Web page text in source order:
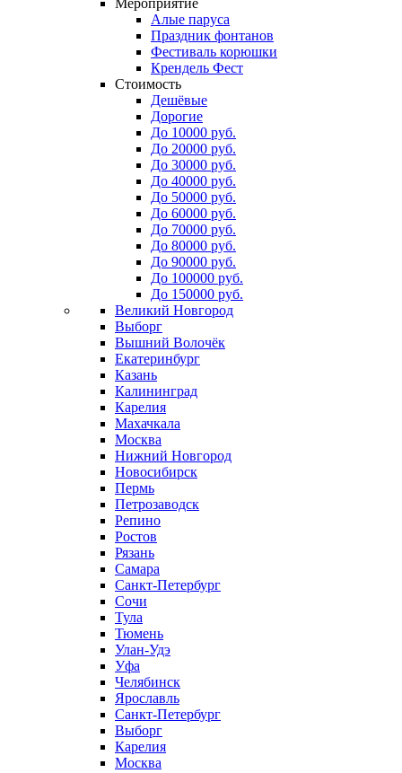
Мероприятие
Алые паруса
Праздник фонтанов
Фестиваль корюшки
Крендель Фест
Стоимость
Дешёвые
Дорогие
До 10000 руб.
До 20000 руб.
До 30000 руб.
До 40000 руб.
До 50000 руб.
До 60000 руб.
До 70000 руб.
До 80000 руб.
До 90000 руб.
До 100000 руб.
До 150000 руб.
Великий Новгород
Выборг
Вышний Волочёк
Екатеринбург
Казань
Калининград
Карелия
Махачкала
Москва
Нижний Новгород
Новосибирск
Пермь
Петрозаводск
Репино
Ростов
Рязань
Самара
Санкт-Петербург
Сочи
Тула
Тюмень
Улан-Удэ
Уфа
Челябинск
Ярославль
Санкт-Петербург
Выборг
Карелия
Москва